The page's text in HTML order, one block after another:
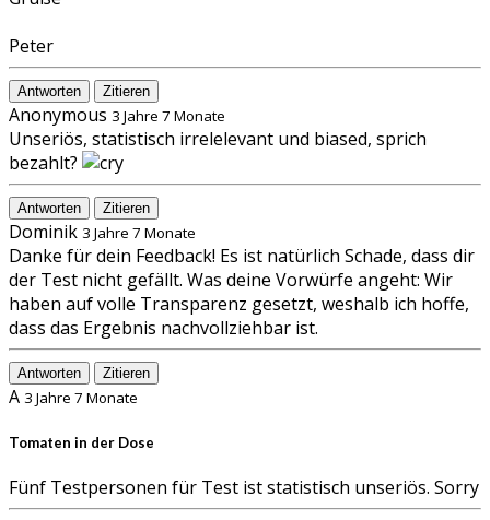
Peter
Antworten Zitieren
Anonymous 3 Jahre 7 Monate
Unseriös, statistisch irrelelevant und biased, sprich
bezahlt?
Antworten Zitieren
Dominik 3 Jahre 7 Monate
Danke für dein Feedback! Es ist natürlich Schade, dass dir
der Test nicht gefällt. Was deine Vorwürfe angeht: Wir
haben auf volle Transparenz gesetzt, weshalb ich hoffe,
dass das Ergebnis nachvollziehbar ist.
Antworten Zitieren
A 3 Jahre 7 Monate
Tomaten in der Dose
Fünf Testpersonen für Test ist statistisch unseriös. Sorry